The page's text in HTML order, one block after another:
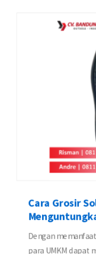
Cara Grosir
Dengan
para UMKM dapat